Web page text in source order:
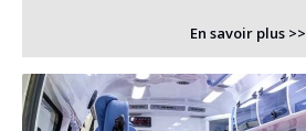
En savoir plus >>